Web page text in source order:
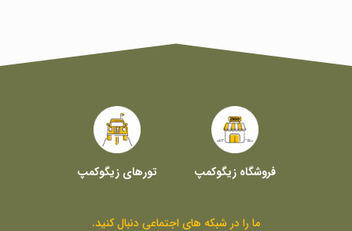
فروشگاه زیگوکمپ تورهای زیگوکمپ
ما را در شبکه های اجتماعی دنبال کنید.